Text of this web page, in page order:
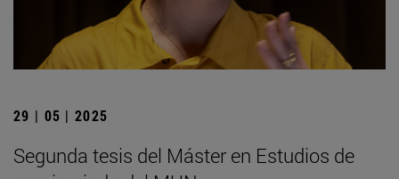
29 | 05 | 2025
Segunda tesis del Máster en Estudios de